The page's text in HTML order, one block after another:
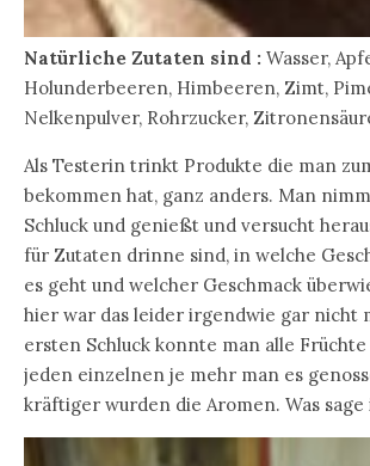
Natürliche Zutaten sind : Wasser,
Holunderbeeren, Himbeeren, Zimt,
Nelkenpulver, Rohrzucker,
Als Testerin trinkt Produkte die man
bekommen hat, ganz anders. Man
Schluck und genießt und versucht
für Zutaten drinne sind, in welche
es geht und welcher Geschmack
hier war das leider irgendwie gar nicht
ersten Schluck konnte man alle
jeden einzelnen je mehr man es
kräftiger wurden die Aromen. Was sage